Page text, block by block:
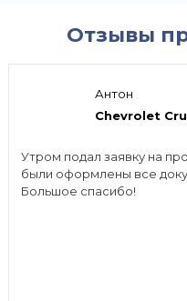
Отзывы
Антон
Chevrolet
Утром подал заявку на
были оформлены все
Большое спасибо!